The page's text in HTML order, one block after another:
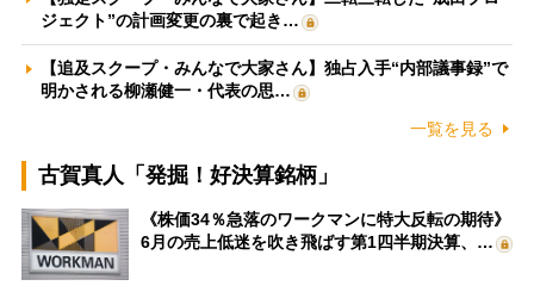
ジェクト”の計画変更の裏で起き…
【追及スクープ・みんなで大家さん】独占入手“内部議事録”で
明かされる柳瀬健一・代表の思…
一覧を見る
古賀真人「発掘！好決算銘柄」
《株価34％急落のワークマンに特大反転の期待》
6月の売上低迷を吹き飛ばす第1四半期決算、…